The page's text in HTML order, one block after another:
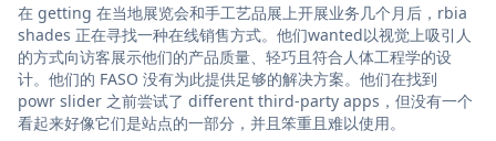
在 getting 在当地展览会和手工艺品展上开展业务几个月后，rbia
shades 正在寻找一种在线销售方式。他们wanted以视觉上吸引人
的方式向访客展示他们的产品质量、轻巧且符合人体工程学的设
计。他们的 FASO 没有为此提供足够的解决方案。他们在找到
powr slider 之前尝试了 different third-party apps，但没有一个
看起来好像它们是站点的一部分，并且笨重且难以使用。